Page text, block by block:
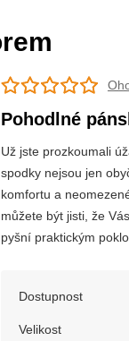
Pohodlné
Už jste prozkoumali
spodky nejsou jen
komfortu a
můžete být jisti, že
pyšní praktickým
Dostupnost
Velikost